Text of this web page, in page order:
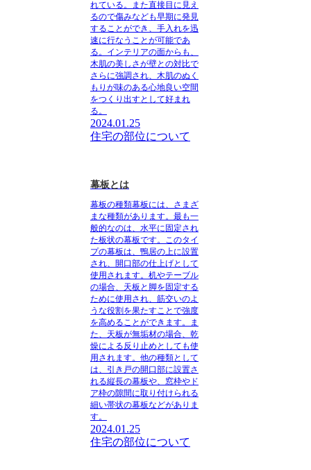
れている。また直接目に見え
るので傷みなども早期に発見
することができ、手入れを迅
速に行なうことが可能であ
る。インテリアの面からも、
木肌の美しさが壁との対比で
さらに強調され、木肌のぬく
もりが味のある心地良い空間
をつくり出すとして好まれ
る。
2024.01.25
住宅の部位について
幕板とは
幕板の種類幕板には、さまざ
まな種類があります。最も一
般的なのは、水平に固定され
た板状の幕板です。このタイ
プの幕板は、鴨居の上に設置
され、開口部の仕上げとして
使用されます。机やテーブル
の場合、天板と脚を固定する
ために使用され、筋交いのよ
うな役割を果たすことで強度
を高めることができます。ま
た、天板が無垢材の場合、乾
燥による反り止めとしても使
用されます。他の種類として
は、引き戸の開口部に設置さ
れる縦長の幕板や、窓枠やド
ア枠の隙間に取り付けられる
細い帯状の幕板などがありま
す。
2024.01.25
住宅の部位について